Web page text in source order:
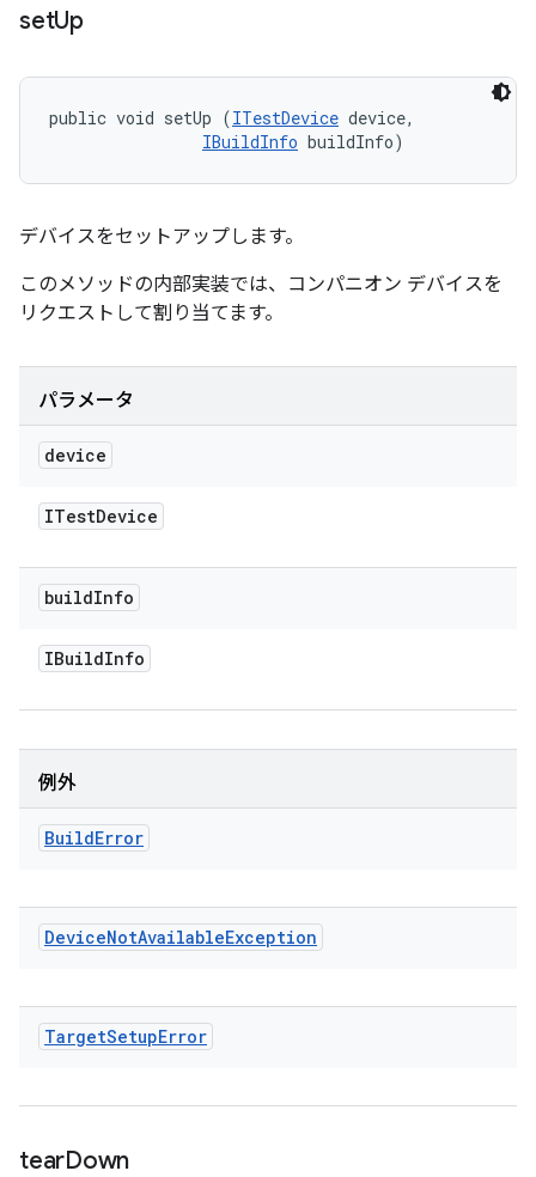
setUp
public void setUp (ITestDevice device,
IBuildInfo buildInfo)
デバイスをセットアップします。
このメソッドの内部実装では、コンパニオン デバイスを
リクエストして割り当てます。
パラメータ
device
ITestDevice
buildInfo
IBuildInfo
例外
BuildError
DeviceNotAvailableException
TargetSetupError
tearDown